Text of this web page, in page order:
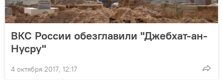
ВКС России обезглавили "Джебхат-ан-
Нусру"
4 октября 2017, 12:17